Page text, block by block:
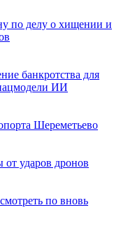
по делу о хищении и
банкротства для
ИИ
Шереметьево
от ударов дронов
по вновь